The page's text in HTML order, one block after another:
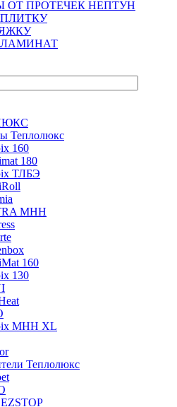
ПРОТЕЧЕК НЕПТУН
Теплолюкс
160
180
ТЛБЭ
МНН
160
130
МНН XL
Теплолюкс